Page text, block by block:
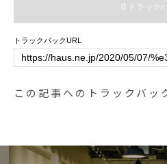
フェ #島
ます。.
えた山
ド#山崎
0 トラック
トラックバックURL
この記事へのトラックバッ